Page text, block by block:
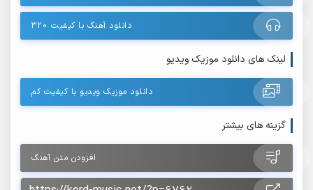
دانلود آهنگ با کیفیت ۳۲۰
لینک های دانلود موزیک ویدیو
دانلود موزیک ویدیو با کیفیت کم
گزینه های بیشتر
افزودن متن آهنگ